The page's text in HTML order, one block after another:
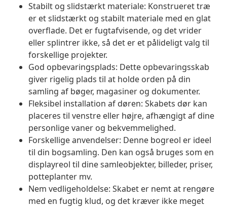
Stabilt og slidstærkt materiale: Konstrueret træ
er et slidstærkt og stabilt materiale med en glat
overflade. Det er fugtafvisende, og det vrider
eller splintrer ikke, så det er et pålideligt valg til
forskellige projekter.
God opbevaringsplads: Dette opbevaringsskab
giver rigelig plads til at holde orden på din
samling af bøger, magasiner og dokumenter.
Fleksibel installation af døren: Skabets dør kan
placeres til venstre eller højre, afhængigt af dine
personlige vaner og bekvemmelighed.
Forskellige anvendelser: Denne bogreol er ideel
til din bogsamling. Den kan også bruges som en
displayreol til dine samleobjekter, billeder, priser,
potteplanter mv.
Nem vedligeholdelse: Skabet er nemt at rengøre
med en fugtig klud, og det kræver ikke meget